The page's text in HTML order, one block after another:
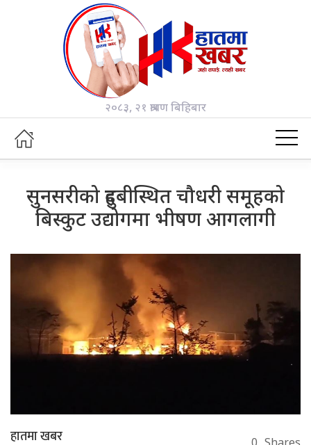
२०८३, २१ श्रावण बिहिबार
सुनसरीको दुहबीस्थित चौधरी समूहको
बिस्कुट उद्योगमा भीषण आगलागी
हातमा खबर